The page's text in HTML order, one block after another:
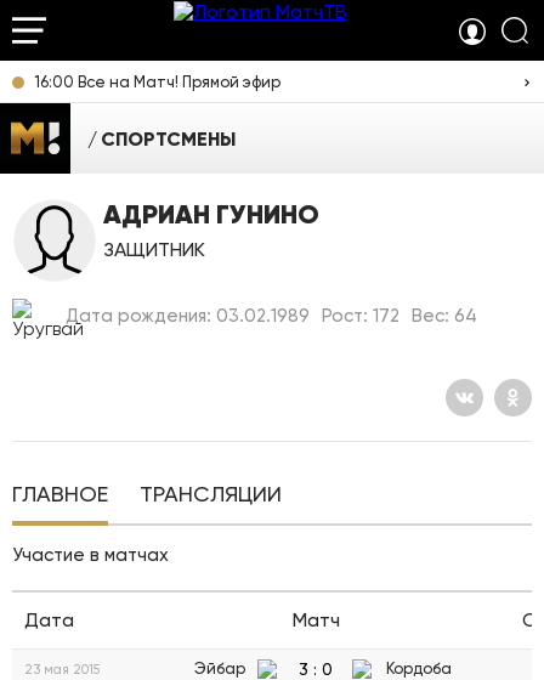
16:00 Все на Матч! Прямой эфир
СПОРТСМЕНЫ
АДРИАН ГУНИНО
ЗАЩИТНИК
Дата рождения: 03.02.1989 Рост: 172 Вес: 64
ГЛАВНОЕ ТРАНСЛЯЦИИ
Участие в матчах
Дата Матч
23 мая 2015 Эйбар 3 : 0 Кордоба